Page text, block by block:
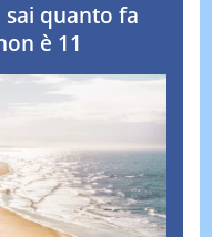
quanto fa
è 11